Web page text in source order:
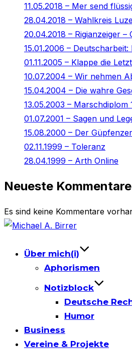
11.05.2018 – Mer send
28.04.2018 – Wahlkreis
20.04.2018 – Rigianzeiger
15.01.2006 –
01.11.2005 – Klappe die
10.07.2004 – Wir nehmen
15.04.2004 – Die wahre
13.05.2003 – Marschdiplom
01.07.2001 – Sagen und
15.08.2000 – Der
02.11.1999 – Toleranz
28.04.1999 – Arth Online
Neueste Kommentare
Es sind keine Kommentare
Skip
contentÜber mich(i)
Aphorismen
Notizblock
Deutsche
Humor
Business
Vereine & Projekte